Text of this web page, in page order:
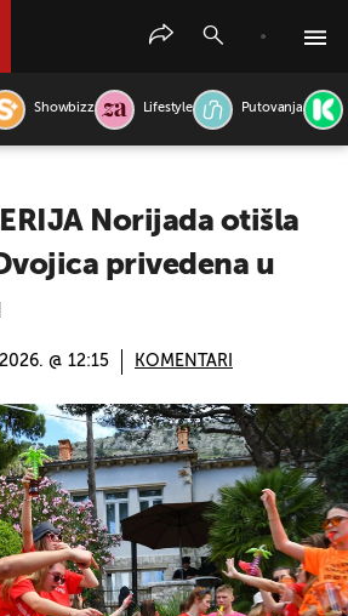
Showbizz Lifestyle Putovanja
Norijada otišla
privedena u
@ 12:15 KOMENTARI